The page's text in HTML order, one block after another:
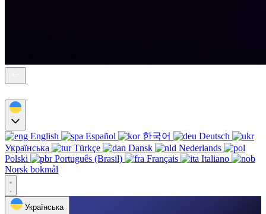
English Español 한국어
Deutsch
Українська
Türkçe Dansk
Nederlands
Polski
Português (Brasil) Français
Italiano
Norsk bokmål
Українська